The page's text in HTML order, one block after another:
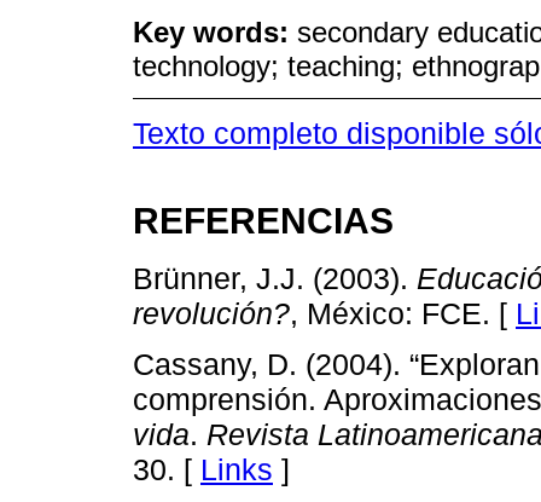
Key words: secondary
technology; teaching;
Texto completo disponible
REFERENCIAS
Brünner, J.J. (2003).
revolución?, México: FCE. [
Cassany, D. (2004).
comprensión.
vida. Revista
30. [ Links ]